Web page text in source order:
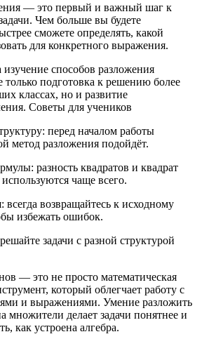
— это первый и важный шаг к
Чем больше вы будете
сможете определять, какой
для конкретного выражения.
изучение способов разложения
подготовка к решению более
классах, но и развитие
Советы для учеников
перед началом работы
метод разложения подойдёт.
разность квадратов и квадрат
чаще всего.
всегда возвращайтесь к исходному
избежать ошибок.
задачи с разной структурой
— это не просто математическая
который облегчает работу с
и выражениями. Умение разложить
делает задачи понятнее и
как устроена алгебра.